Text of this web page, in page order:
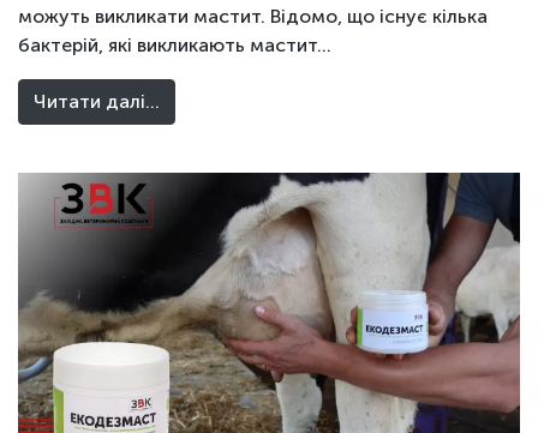
можуть викликати мастит. Відомо, що існує кілька
бактерій, які викликають мастит…
Читати далі…